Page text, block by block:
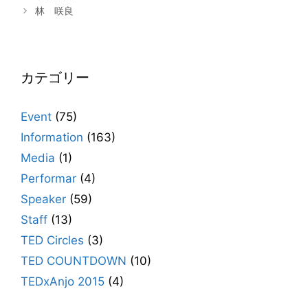
リ
林 咲良
カテゴリー
Event (75)
Information (163)
Media (1)
Performar (4)
Speaker (59)
Staff (13)
TED Circles (3)
TED COUNTDOWN (10)
TEDxAnjo 2015 (4)